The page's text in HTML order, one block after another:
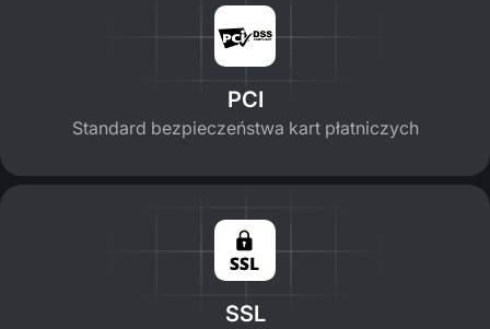
PCI
Standard bezpieczeństwa kart płatniczych
SSL